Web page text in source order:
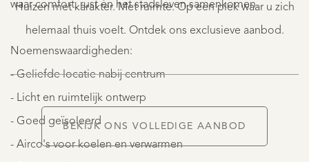
waar comfort, rust én het stadsleven samenkomen.
Noemenswaardigheden:
- Geliefde locatie nabij centrum
- Licht en ruimtelijk ontwerp
- Goed geïsoleerd
- Airco's voor koelen en verwarmen
Huizen met karakter. Met ruimte. Op een plek waar u zich
helemaal thuis voelt. Ontdek ons exclusieve aanbod.
1.470.000
BEKIJK ONS VOLLEDIGE AANBOD
AANBOD